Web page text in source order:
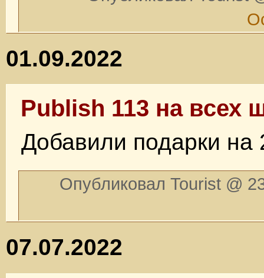
01.09.2022
Publish 113 на всех
Добавили подарки на
Опубликовал Tourist @
07.07.2022